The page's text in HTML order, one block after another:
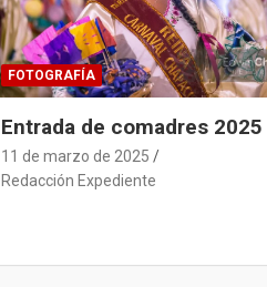
FOTOGRAFÍA
Entrada de comadres 2025
11 de marzo de 2025
Redacción Expediente